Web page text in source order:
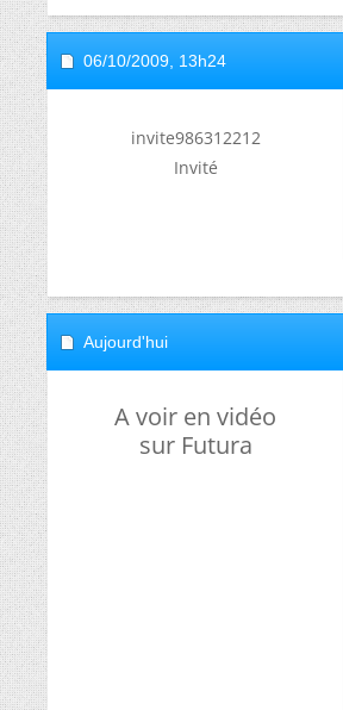
06/10/2009, 13h24
invite986312212
Invité
Aujourd'hui
A voir en vidéo
sur Futura